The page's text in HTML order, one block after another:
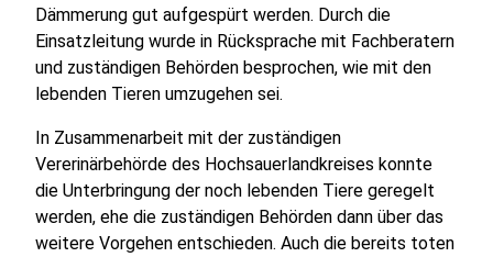
Dämmerung gut aufgespürt werden. Durch die
Einsatzleitung wurde in Rücksprache mit Fachberatern
und zuständigen Behörden besprochen, wie mit den
lebenden Tieren umzugehen sei.
In Zusammenarbeit mit der zuständigen
Vererinärbehörde des Hochsauerlandkreises konnte
die Unterbringung der noch lebenden Tiere geregelt
werden, ehe die zuständigen Behörden dann über das
weitere Vorgehen entschieden. Auch die bereits toten